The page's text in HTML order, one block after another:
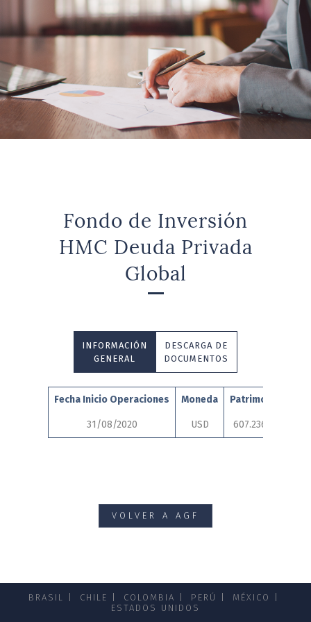
Fondo de Inversión
HMC Deuda Privada
Global
INFORMACIÓN
GENERAL
DESCARGA DE
DOCUMENTOS
Fecha Inicio Operaciones Moneda Patrimonio
31/08/2020 USD 607.236,15
VOLVER A AGF
BRASIL CHILE COLOMBIA PERÚ
MÉXICO
ESTADOS UNIDOS